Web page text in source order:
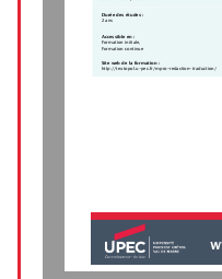
Durée des études :
2 ans
Accessible en :
Formation initiale,
Formation continue
Site web de la formation :
http://textopol.u-pec.fr/mpro-redaction-traduction/